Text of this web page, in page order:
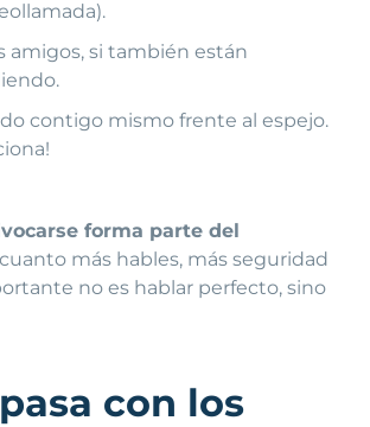
amigos, si también están
contigo mismo frente al espejo.
forma parte del
cuanto más hables, más seguridad
no es hablar perfecto, sino
con los